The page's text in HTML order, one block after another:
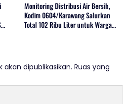
Monitoring Distribusi Air Bersih,
Kodim 0604/Karawang Salurkan
Total 102 Ribu Liter untuk Warga
dipublikasikan. Ruas yang